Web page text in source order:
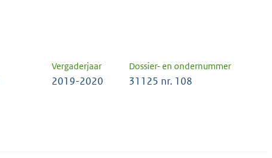
Vergaderjaar Dossier- en ondernummer
2019-2020 31125 nr. 108